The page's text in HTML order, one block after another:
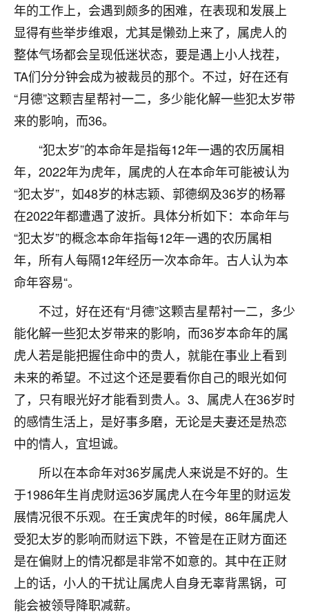
年的工作上，会遇到颇多的困难，在表现和发展上
显得有些举步维艰，尤其是懒劲上来了，属虎人的
整体气场都会呈现低迷状态，要是遇上小人找茬，
TA们分分钟会成为被裁员的那个。不过，好在还有
“月德”这颗吉星帮衬一二，多少能化解一些犯太岁带
来的影响，而36。
“犯太岁”的本命年是指每12年一遇的农历属相
年，2022年为虎年，属虎的人在本命年可能被认为
“犯太岁”，如48岁的林志颖、郭德纲及36岁的杨幂
在2022年都遭遇了波折。具体分析如下：本命年与
“犯太岁”的概念本命年指每12年一遇的农历属相
年，所有人每隔12年经历一次本命年。古人认为本
命年容易“。
不过，好在还有“月德”这颗吉星帮衬一二，多少
能化解一些犯太岁带来的影响，而36岁本命年的属
虎人若是能把握住命中的贵人，就能在事业上看到
未来的希望。不过这个还是要看你自己的眼光如何
了，只有眼光好才能看到贵人。3、属虎人在36岁时
的感情生活上，是好事多磨，无论是夫妻还是热恋
中的情人，宜坦诚。
所以在本命年对36岁属虎人来说是不好的。生
于1986年生肖虎财运36岁属虎人在今年里的财运发
展情况很不乐观。在壬寅虎年的时候，86年属虎人
受犯太岁的影响而财运下跌，不管是在正财方面还
是在偏财上的情况都是非常不如意的。其中在正财
上的话，小人的干扰让属虎人自身无辜背黑锅，可
能会被领导降职减薪。
梦醒时分
我女儿高二叛逆，大半年不上学，一说她就要死要活
的，把我们两口子愁的不行，朋友给我推荐的慧来老
师，一开始我是病急乱投医，这半年来，法事一个个
做完，我女儿跟变了个人一样，不期望她能考多好的
大学，只要能安安稳稳的把书读了，身体心理都健健
康康的我就很知足了！
鹿森：可怜天下父母心啊！
3小时前 来自河北 16
付深
我是公司人事调整，有升迁机会，但同时竞争的我们
三个，找老师的时候是抱着侥幸心理，没想到老师看
着我晋升有望，我半信半疑的按照老师建议，做了化
太岁还有一个发钱粮，本来年前的人事调整，拖到年
职第一个就是我，职务无所谓，主要是底薪加了
3000，非常开心，无论如何，感恩感谢！🙏🏻
鹿森：恭喜升职加薪！！，请客吗？�
12小时前 来自北京 32
心心相印
我身体不太好，总是病病殃殃的，去检查又没什么大
题，后来无意中看到有人推荐慧来老师，跟老师聊过
之后，心情豁然开朗，也听老师建议，处理了一些因
果问题。今年以来，身体比以前好多，主要是心情好
了，老师说境随心转，现在深有体会了。
鹿森 ：是的，其实跟老师聊过之后，最大的感
触，首先就是心态会变好，万般皆是命，半点
不由人！